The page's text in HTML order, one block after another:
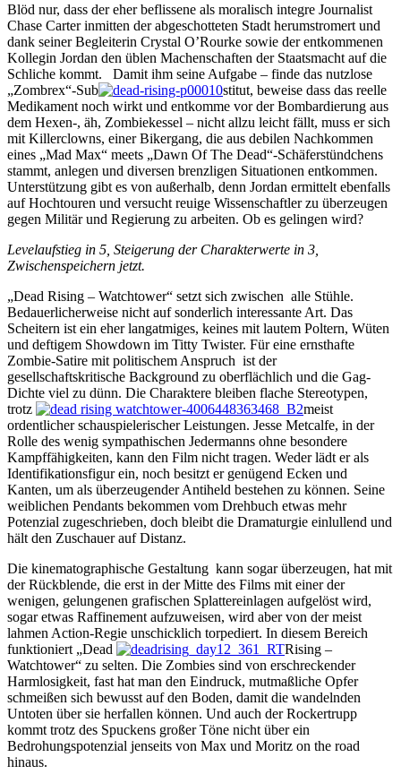
Blöd nur, dass der eher beflissene als moralisch integre Journalist
Chase Carter inmitten der abgeschotteten Stadt herumstromert und
dank seiner Begleiterin Crystal O’Rourke sowie der entkommenen
Kollegin Jordan den üblen Machenschaften der Staatsmacht auf die
Schliche kommt. Damit ihm seine Aufgabe – finde das nutzlose
„Zombrex“-Sub
stitut, beweise dass das reelle
Medikament noch wirkt und entkomme vor der Bombardierung aus
dem Hexen-, äh, Zombiekessel – nicht allzu leicht fällt, muss er sich
mit Killerclowns, einer Bikergang, die aus debilen Nachkommen
eines „Mad Max“ meets „Dawn Of The Dead“-Schäferstündchens
stammt, anlegen und diversen brenzligen Situationen entkommen.
Unterstützung gibt es von außerhalb, denn Jordan ermittelt ebenfalls
auf Hochtouren und versucht reuige Wissenschaftler zu überzeugen
gegen Militär und Regierung zu arbeiten. Ob es gelingen wird?
Levelaufstieg in 5, Steigerung der Charakterwerte in 3,
Zwischenspeichern jetzt.
„Dead Rising – Watchtower“ setzt sich zwischen alle Stühle.
Bedauerlicherweise nicht auf sonderlich interessante Art. Das
Scheitern ist ein eher langatmiges, keines mit lautem Poltern, Wüten
und deftigem Showdown im Titty Twister. Für eine ernsthafte
Zombie-Satire mit politischem Anspruch ist der
gesellschaftskritische Background zu oberflächlich und die Gag-
Dichte viel zu dünn. Die Charaktere bleiben flache Stereotypen,
trotz
meist
ordentlicher schauspielerischer Leistungen. Jesse Metcalfe, in der
Rolle des wenig sympathischen Jedermanns ohne besondere
Kampffähigkeiten, kann den Film nicht tragen. Weder lädt er als
Identifikationsfigur ein, noch besitzt er genügend Ecken und
Kanten, um als überzeugender Antiheld bestehen zu können. Seine
weiblichen Pendants bekommen vom Drehbuch etwas mehr
Potenzial zugeschrieben, doch bleibt die Dramaturgie einlullend und
hält den Zuschauer auf Distanz.
Die kinematographische Gestaltung kann sogar überzeugen, hat mit
der Rückblende, die erst in der Mitte des Films mit einer der
wenigen, gelungenen grafischen Splattereinlagen aufgelöst wird,
sogar etwas Raffinement aufzuweisen, wird aber von der meist
lahmen Action-Regie unschicklich torpediert. In diesem Bereich
funktioniert „Dead
Rising –
Watchtower“ zu selten. Die Zombies sind von erschreckender
Harmlosigkeit, fast hat man den Eindruck, mutmaßliche Opfer
schmeißen sich bewusst auf den Boden, damit die wandelnden
Untoten über sie herfallen können. Und auch der Rockertrupp
kommt trotz des Spuckens großer Töne nicht über ein
Bedrohungspotenzial jenseits von Max und Moritz on the road
hinaus.